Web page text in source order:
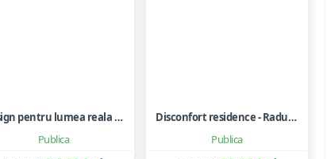
Publica
Design pentru lumea reala - Victor Papanek
Publica
Disconfort residence - Radu Negoita